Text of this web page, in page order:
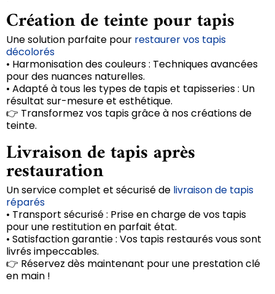
Création de teinte pour tapis
Une solution parfaite pour restaurer vos tapis
décolorés
• Harmonisation des couleurs : Techniques avancées
pour des nuances naturelles.
• Adapté à tous les types de tapis et tapisseries : Un
résultat sur-mesure et esthétique.
👉 Transformez vos tapis grâce à nos créations de
teinte.
Livraison de tapis après
restauration
Un service complet et sécurisé de livraison de tapis
réparés
• Transport sécurisé : Prise en charge de vos tapis
pour une restitution en parfait état.
• Satisfaction garantie : Vos tapis restaurés vous sont
livrés impeccables.
👉 Réservez dès maintenant pour une prestation clé
en main !